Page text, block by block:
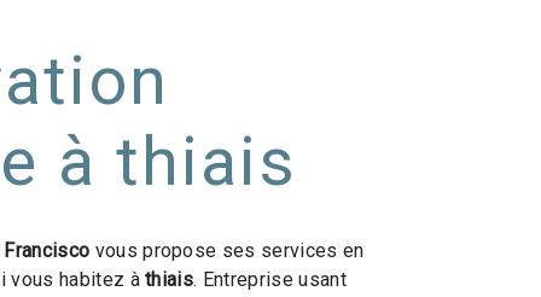
à thiais
Francisco vous propose ses services en
vous habitez àthiais. Entreprise usant